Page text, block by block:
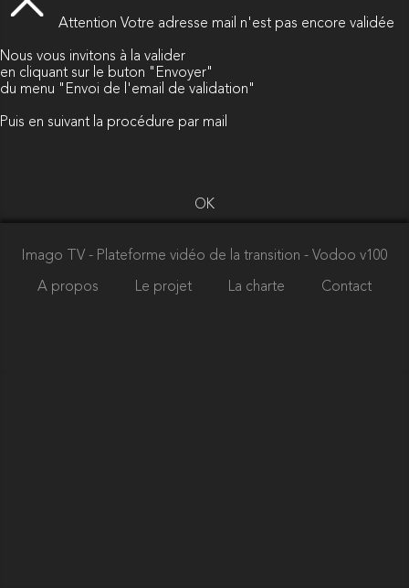
Attention Votre adresse mail n'est pas encore validée
Nous vous invitons à la valider
en cliquant sur le buton "Envoyer"
du menu "Envoi de l'email de validation"
Puis en suivant la procédure par mail
OK
Imago TV - Plateforme vidéo de la transition - Vodoo v100
A propos Le projet La charte Contact